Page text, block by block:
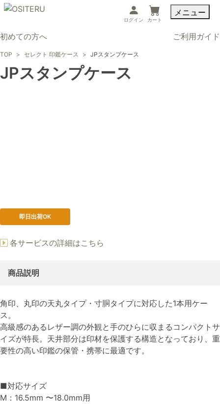
メニュー
カート
ログイン
初めての方へ ご利用ガイド
TOP セレクト 印鑑ケース JPスタンプケース
JPスタンプケース
即日出荷OK
各サービスの詳細はこちら
商品説明
角印、丸印の天丸タイプ・寸胴タイプに対応した1本用ケー
ス。
高級感のあるレザー調の外観と手のひらに収まるコンパクトサ
イズが特長。天井部分は印材を保護する構造となっており、重
要性の高い印鑑の保管・携帯に最適です。
■対応サイズ
M：16.5mm 〜18.0mm用